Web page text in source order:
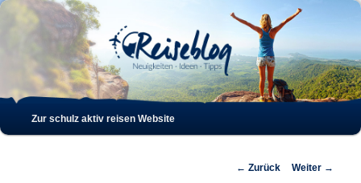
Hauptmenü
Zum
Zum
Zur schulz aktiv reisen Website
Beitrags-
← Zurück Weiter →